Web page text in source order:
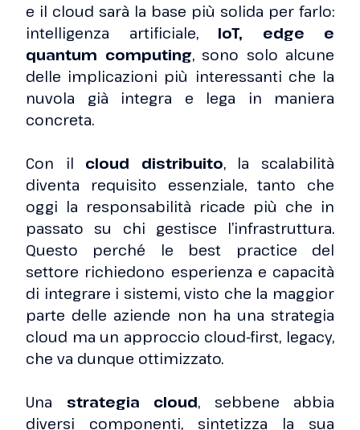
e il cloud sarà la base più solida per farlo:
intelligenza artificiale,IoT, edge e
quantum computing, sono solo alcune
delle implicazioni più interessanti che la
nuvola già integra e lega in maniera
concreta.
Con il cloud distribuito, la scalabilità
diventa requisito essenziale, tanto che
oggi la responsabilità ricade più che in
passato su chi gestisce l’infrastruttura.
Questo perché le best practice del
settore richiedono esperienza e capacità
di integrare i sistemi, visto che la maggior
parte delle aziende non ha una strategia
cloud ma un approccio cloud-first, legacy,
che va dunque ottimizzato.
Una strategia cloud, sebbene abbia
diversi componenti, sintetizza la sua